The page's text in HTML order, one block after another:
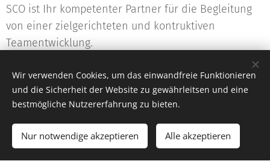
SCO ist Ihr kompetenter Partner für die Begleitung
von einer zielgerichteten und kontruktiven
Teamentwicklung.
Leonhard bei Siebenbrünn, Kärnten, office@sco.co.at
Webnode
Wir verwenden Cookies, um das einwandfreie Funktionieren
und die Sicherheit der Website zu gewährleitsen und eine
bestmögliche Nutzererfahrung zu bieten.
Nur notwendige akzeptieren Alle akzeptieren